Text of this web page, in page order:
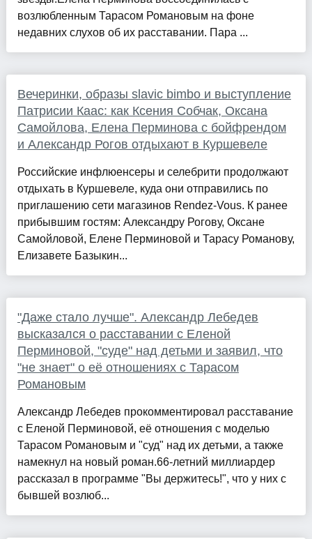
возлюбленным Тарасом Романовым на фоне
недавних слухов об их расставании. Пара ...
Вечеринки, образы slavic bimbo и выступление
Патрисии Каас: как Ксения Собчак, Оксана
Самойлова, Елена Перминова с бойфрендом
и Александр Рогов отдыхают в Куршевеле
Российские инфлюенсеры и селебрити продолжают
отдыхать в Куршевеле, куда они отправились по
приглашению сети магазинов Rendez-Vous. К ранее
прибывшим гостям: Александру Рогову, Оксане
Самойловой, Елене Перминовой и Тарасу Романову,
Елизавете Базыкин...
"Даже стало лучше". Александр Лебедев
высказался о расставании с Еленой
Перминовой, "суде" над детьми и заявил, что
"не знает" о её отношениях с Тарасом
Романовым
Александр Лебедев прокомментировал расставание
с Еленой Перминовой, её отношения с моделью
Тарасом Романовым и "суд" над их детьми, а также
намекнул на новый роман.66-летний миллиардер
рассказал в программе "Вы держитесь!", что у них с
бывшей возлюб...